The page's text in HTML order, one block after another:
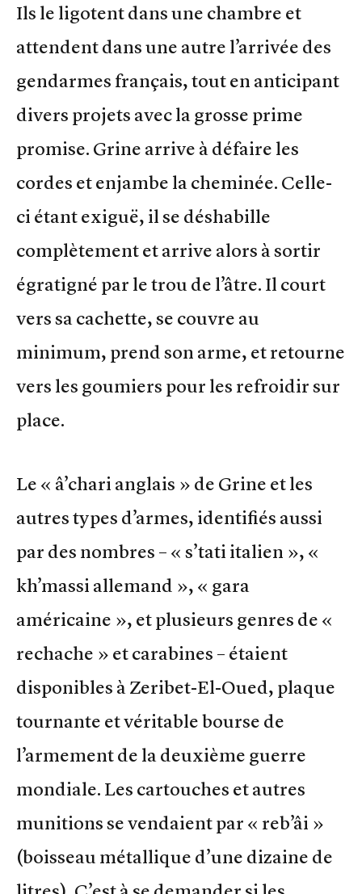
Ils le ligotent dans une chambre et
attendent dans une autre l’arrivée des
gendarmes français, tout en anticipant
divers projets avec la grosse prime
promise. Grine arrive à défaire les
cordes et enjambe la cheminée. Celle-
ci étant exiguë, il se déshabille
complètement et arrive alors à sortir
égratigné par le trou de l’âtre. Il court
vers sa cachette, se couvre au
minimum, prend son arme, et retourne
vers les goumiers pour les refroidir sur
place.
Le « â’chari anglais » de Grine et les
autres types d’armes, identifiés aussi
par des nombres – « s’tati italien », «
kh’massi allemand », « gara
américaine », et plusieurs genres de «
rechache » et carabines – étaient
disponibles à Zeribet-El-Oued, plaque
tournante et véritable bourse de
l’armement de la deuxième guerre
mondiale. Les cartouches et autres
munitions se vendaient par « reb’âi »
(boisseau métallique d’une dizaine de